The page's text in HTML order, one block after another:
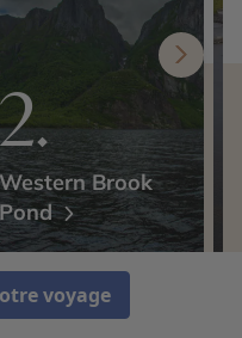
voyage
Western Brook
Pond